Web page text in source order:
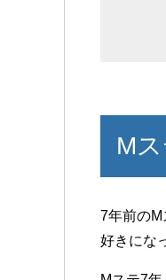
M
7年前の
好きにな